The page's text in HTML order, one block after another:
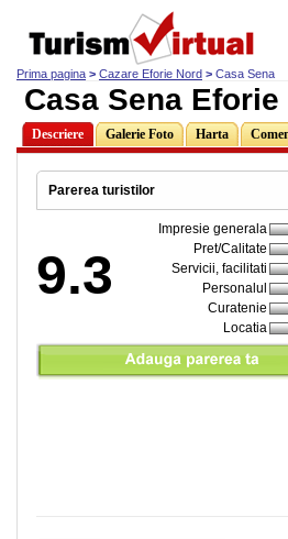
Prima pagina > Cazare Eforie Nord > Casa Sena
Casa Sena Eforie
Descriere Galerie Foto Harta
Parerea turistilor
9.3
Impresie generala
Pret/Calitate
Servicii, facilitati
Personalul
Curatenie
Locatia